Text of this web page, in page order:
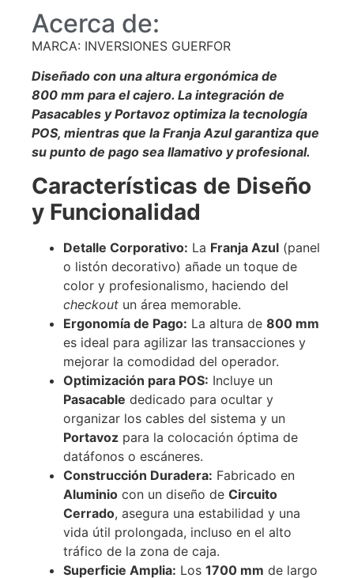
Acerca de:
MARCA: INVERSIONES GUERFOR
Diseñado con una altura ergonómica de
800 mm para el cajero. La integración de
Pasacables y Portavoz optimiza la tecnología
POS, mientras que la Franja Azul garantiza que
su punto de pago sea llamativo y profesional.
Características de Diseño
y Funcionalidad
Detalle Corporativo: La Franja Azul (panel
o listón decorativo) añade un toque de
color y profesionalismo, haciendo del
checkout un área memorable.
Ergonomía de Pago: La altura de 800 mm
es ideal para agilizar las transacciones y
mejorar la comodidad del operador.
Optimización para POS: Incluye un
Pasacable dedicado para ocultar y
organizar los cables del sistema y un
Portavoz para la colocación óptima de
datáfonos o escáneres.
Construcción Duradera: Fabricado en
Aluminio con un diseño de Circuito
Cerrado, asegura una estabilidad y una
vida útil prolongada, incluso en el alto
tráfico de la zona de caja.
Superficie Amplia: Los 1700 mm de largo